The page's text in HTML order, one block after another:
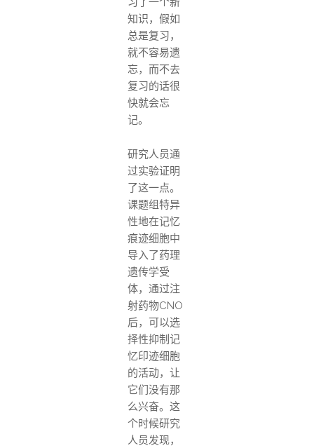
知识，假如
总是复习，
就不容易遗
忘，而不去
复习的话很
快就会忘
记。
研究人员通
过实验证明
了这一点。
课题组特异
性地在记忆
痕迹细胞中
导入了药理
遗传学受
体，通过注
射药物CNO
后，可以选
择性抑制记
忆印迹细胞
的活动，让
它们没有那
么兴奋。这
个时候研究
人员发现，